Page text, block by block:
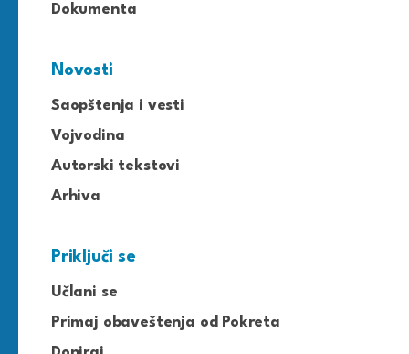
Dokumenta
Novosti
Saopštenja i vesti
Vojvodina
Autorski tekstovi
Arhiva
Priključi se
Učlani se
Primaj obaveštenja od Pokreta